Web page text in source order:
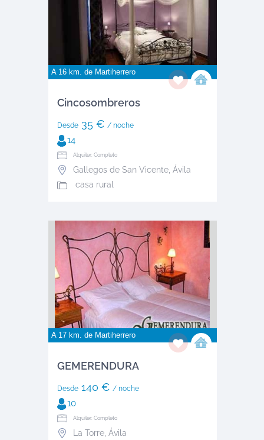
A 16 km. de Martiherrero
Cincosombreros
Desde35 € / noche
14
Alquiler: Completo
Gallegos de San Vicente, Ávila
casa rural
A 17 km. de Martiherrero
GEMERENDURA
Desde140 € / noche
10
Alquiler: Completo
La Torre, Ávila